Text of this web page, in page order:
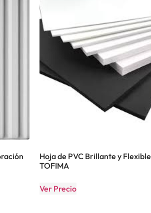
Hoja de PVC Brillante y Flexible
TOFIMA
Ver Precio